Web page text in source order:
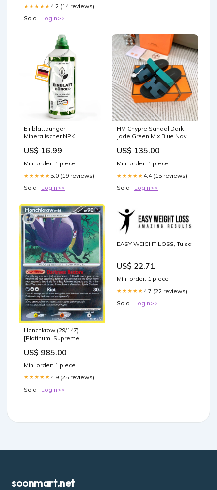
★★★★★ 4.2 (14 reviews)
Sold : Login>>
Einblattdünger –
Mineralischer NPK
Stickstoff – Dünger für
Einblatt (Spathiphyllum) –
Zimmerpflanzen-Dünger
Spinnenspray
US$ 16.99
Min. order: 1 piece
★★★★★ 5.0 (19 reviews)
Sold : Login>>
HM Chypre Sandal Dark
Jade Green Mix Blue Navy
US$ 135.00
Min. order: 1 piece
★★★★★ 4.4 (15 reviews)
Sold : Login>>
Honchkrow (29/147)
[Platinum: Supreme
de la singularidad
US$ 985.00
Min. order: 1 piece
★★★★★ 4.9 (25 reviews)
Sold : Login>>
EASY WEIGHT LOSS, Tulsa
US$ 22.71
Min. order: 1 piece
★★★★★ 4.7 (22 reviews)
Sold : Login>>
soonmart.net